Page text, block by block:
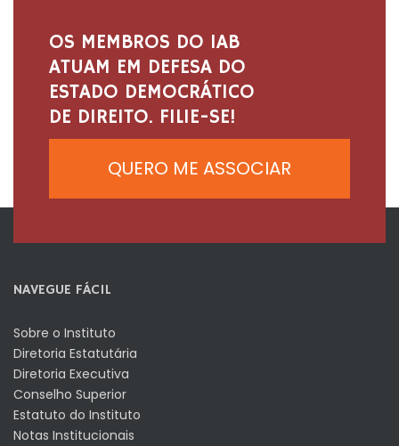
OS MEMBROS DO IAB
ATUAM EM DEFESA DO
ESTADO DEMOCRÁTICO
DE DIREITO. FILIE-SE!
QUERO ME ASSOCIAR
NAVEGUE FÁCIL
Sobre o Instituto
Diretoria Estatutária
Diretoria Executiva
Conselho Superior
Estatuto do Instituto
Notas Institucionais